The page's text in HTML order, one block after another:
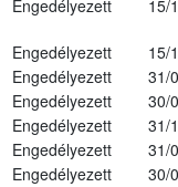
Engedélyezett 15/
Engedélyezett
15/
Engedélyezett
31/
Engedélyezett
30/
Engedélyezett
31/
Engedélyezett
31/
Engedélyezett 30/